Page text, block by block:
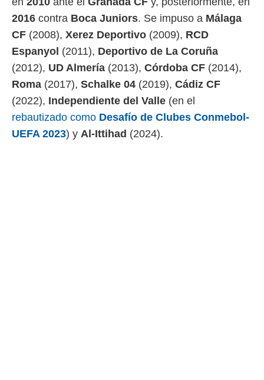
2016 contra Boca Juniors. Se impuso a Málaga
CF (2008), Xerez Deportivo (2009), RCD
Espanyol (2011), Deportivo de La Coruña
(2012), UD Almería (2013), Córdoba CF (2014),
Roma (2017), Schalke 04 (2019), Cádiz CF
(2022), Independiente del Valle (en el
rebautizado como Desafío de Clubes Conmebol-
UEFA 2023) y Al-Ittihad (2024).